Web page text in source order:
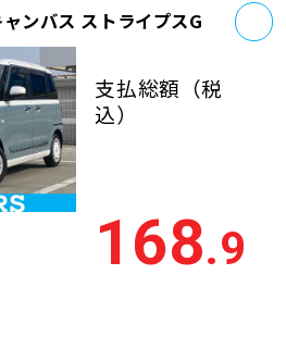
ト体制
733-500
安い順 高
新しい順
少ない順
大きい順 小さ
ンバス ストライプスG
支払総額 （税
込）
168.9